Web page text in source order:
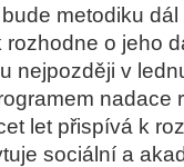
metodiku
o jeho
nejpozději v
nadace
let přispívá k
sociální a